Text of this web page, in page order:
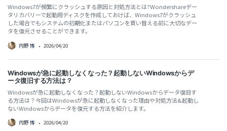
Windows7が頻繁にクラッシュする原因と対処方法とは?Wondershareデー
タリカバリーで起動用ディスクを作成しておけば、Windows7がクラッシュ
した場合でもシステムの初期化またはパソコンを買い替える前に大切なデー
タを復元させることができます。
内野 博 • 2026/04/20
Windowsが急に起動しなくなった？起動しないWindowsからデ
ータ復旧する方法は？
Windowsが急に起動しなくなった？起動しないWindowsからデータ復旧す
る方法は？今回はWindowsが急に起動しなくなった理由や対処方法&起動し
ないWindowsからデータを復元する方法を紹介します。
内野 博 • 2026/04/20